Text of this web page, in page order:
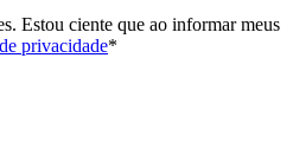
Estou ciente que ao informar meus
privacidade*